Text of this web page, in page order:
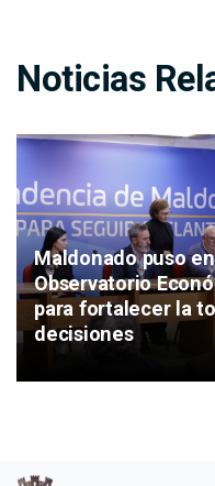
Noticias
Maldonado puso
Observatorio
para fortalecer la
decisiones